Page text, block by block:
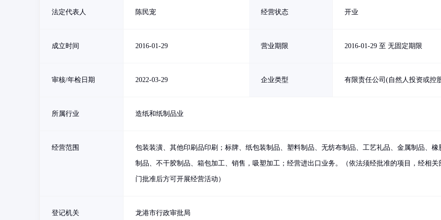
法定代表人 陈民宠 经营状态 开业
成立时间 2016-01-29 营业期限 2016-01-29 至 无固定期限
审核/年检日期 2022-03-29 企业类型 有限责任公司(自然人投资或控
所属行业 造纸和纸制品业
经营范围 包装装潢、其他印刷品印刷；标牌、纸包装制品、塑料制品、无纺布制品、工艺礼品、金属制品、橡
制品、不干胶制品、箱包加工、销售，吸塑加工；经营进出口业务。（依法须经批准的项目，经相关
门批准后方可开展经营活动）
登记机关 龙港市行政审批局